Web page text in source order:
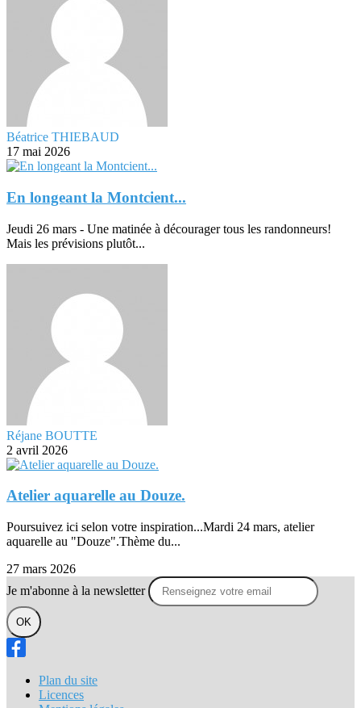
Béatrice THIEBAUD
17 mai 2026
En longeant la Montcient...
Jeudi 26 mars - Une matinée à décourager tous les randonneurs!
Mais les prévisions plutôt...
Réjane BOUTTE
2 avril 2026
Atelier aquarelle au Douze.
Poursuivez ici selon votre inspiration...Mardi 24 mars, atelier
aquarelle au "Douze".Thème du...
27 mars 2026
Je m'abonne à la newsletter
OK
Plan du site
Licences